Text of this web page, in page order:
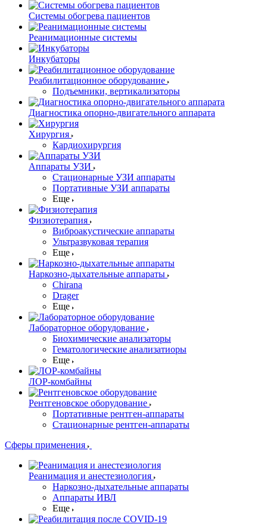
Системы обогрева пациентов
Реанимационные системы
Инкубаторы
Реабилитационное оборудование
Подъемники, вертикализаторы
Диагностика опорно-двигательного аппарата
Хирургия
Кардиохирургия
Аппараты УЗИ
Стационарные УЗИ аппараты
Портативные УЗИ аппараты
Еще
Физиотерапия
Виброакустические аппараты
Ультразвуковая терапия
Еще
Наркозно-дыхательные аппараты
Chirana
Drager
Еще
Лабораторное оборудование
Биохимические анализаторы
Гематологические анализатиоры
Еще
ЛОР-комбайны
Рентгеновское оборудование
Портативные рентген-аппараты
Стационарные рентген-аппараты
Сферы применения
Реанимация и анестезиология
Наркозно-дыхательные аппараты
Аппараты ИВЛ
Еще